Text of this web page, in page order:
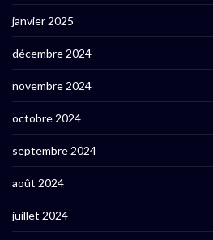
janvier 2025
décembre 2024
novembre 2024
octobre 2024
septembre 2024
août 2024
juillet 2024